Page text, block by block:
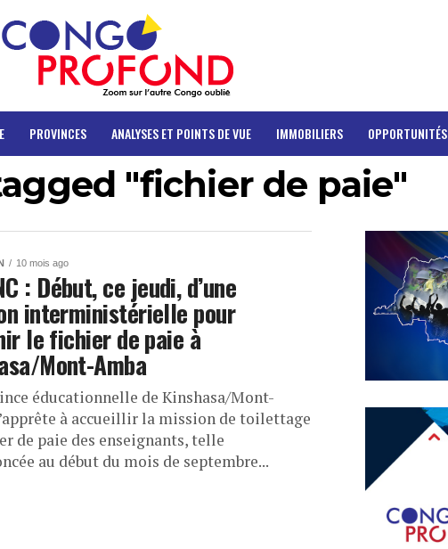
PROVINCES ANALYSES ET POINTS DE VUE IMMOBILIERS OPPORTUNITÉS
"fichier de paie"
10 mois ago
: Début, ce jeudi, d’une
interministérielle pour
le fichier de paie à
Mont-Amba
éducationnelle de Kinshasa/Mont-
à accueillir la mission de toilettage
de paie des enseignants, telle
au début du mois de septembre...